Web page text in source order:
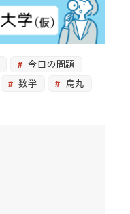
今日の問題
数学
烏丸